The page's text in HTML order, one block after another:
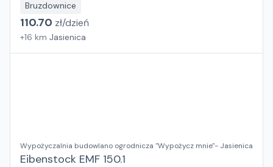
Bruzdownice
110.70 zł/dzień
+16 km Jasienica
Wypożyczalnia budowlano ogrodnicza "Wypożycz mnie"- Jasienica
Eibenstock EMF 150.1